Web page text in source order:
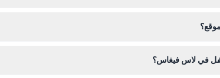
في لاس فيغاس؟